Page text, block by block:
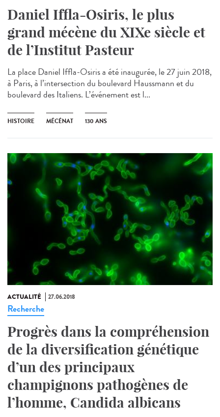
Daniel Iffla-Osiris, le plus
grand mécène du XIXe siècle et
de l’Institut Pasteur
La place Daniel Iffla-Osiris a été inaugurée, le 27 juin 2018,
à Paris, à l’intersection du boulevard Haussmann et du
boulevard des Italiens. L’événement est l...
HISTOIRE MÉCÉNAT 130 ANS
ACTUALITÉ 27.06.2018
Recherche
Progrès dans la compréhension
de la diversification génétique
d’un des principaux
champignons pathogènes de
l’homme, Candida albicans